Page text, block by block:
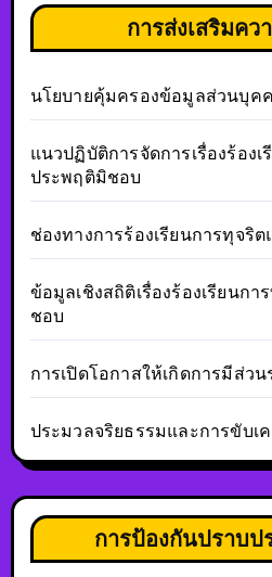
การส่งเสริมคว
นโยบายคุ้มครองข้อมูลส่วนบุค
แนวปฏิบัติการจัดการเรื่องร้อง
ประพฤติมิชอบ
ช่องทางการร้องเรียนการทุจริ
ข้อมูลเชิงสถิติเรื่องร้องเรียนก
ชอบ
การเปิดโอกาสให้เกิดการมีส่วน
ประมวลจริยธรรมและการขับเ
การป้องกันปราบป